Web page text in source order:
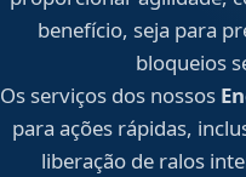
benefício, seja para
bloqueios
Os serviços dos nossos
para ações rápidas,
liberação de ralos